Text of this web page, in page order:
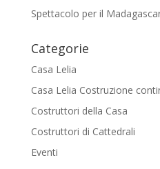
Spettacolo per il
Categorie
Casa Lelia
Casa Lelia Costruzione
Costruttori della Casa
Costruttori di Cattedrali
Eventi